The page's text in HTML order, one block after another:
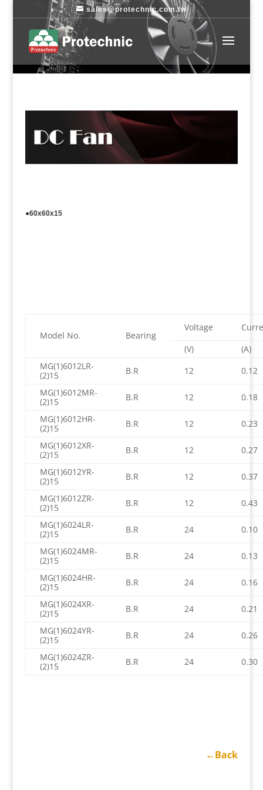
sales@protechnic.com.tw
●60x60x15
Model No. Bearing
Voltage
(V)
(A)
MG(1)6012LR-
(2)15
B.R 12
0.12
MG(1)6012MR-
(2)15
B.R 12
0.18
MG(1)6012HR-
(2)15
B.R 12
0.23
MG(1)6012XR-
(2)15
B.R 12
0.27
MG(1)6012YR-
(2)15
B.R 12
0.37
MG(1)6012ZR-
(2)15
B.R 12
0.43
MG(1)6024LR-
(2)15
B.R 24
0.10
MG(1)6024MR-
(2)15
B.R 24
0.13
MG(1)6024HR-
(2)15
B.R 24
0.16
MG(1)6024XR-
(2)15
B.R 24
0.21
MG(1)6024YR-
(2)15
B.R 24
0.26
MG(1)6024ZR-
(2)15
B.R 24 0.30
←Back